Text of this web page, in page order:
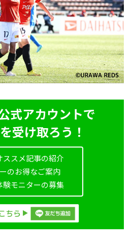
式アカウントで
受け取ろう！
ススメ記事の紹介
のお得なご案内
験モニターの募集